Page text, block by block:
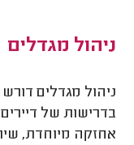
ניהול מגדלים
ניהול מגדלים
בדרישות של
אחזקה מיוחדת,